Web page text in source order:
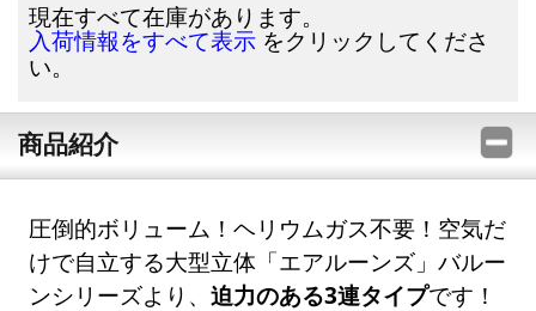
現在すべて在庫があります。
入荷情報をすべて表示 をクリックしてくださ
い。
商品紹介
圧倒的ボリューム！ヘリウムガス不要！空気だ
けで自立する大型立体「エアルーンズ」バルー
ンシリーズより、迫力のある3連タイプです！